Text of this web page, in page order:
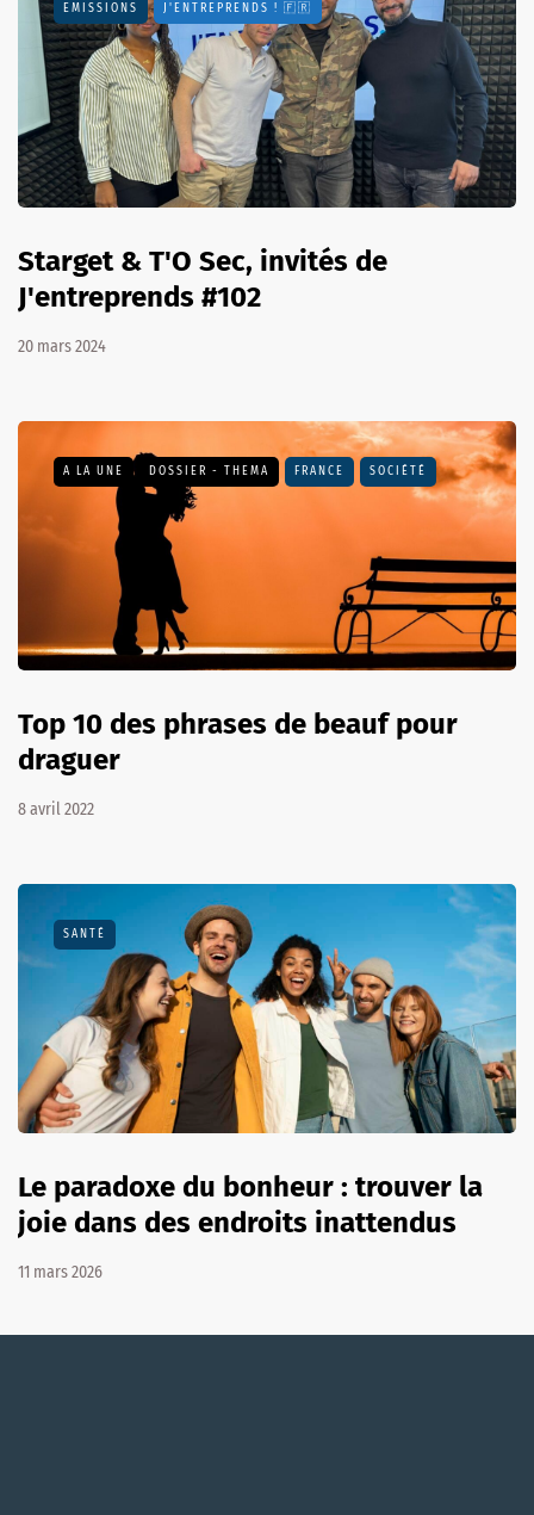
EMISSIONS J'ENTREPRENDS ! 🇫🇷
Starget & T'O Sec, invités de
J'entreprends #102
20 mars 2024
A LA UNE DOSSIER - THEMA FRANCE SOCIÉTÉ
Top 10 des phrases de beauf pour
draguer
8 avril 2022
SANTÉ
Le paradoxe du bonheur : trouver la
joie dans des endroits inattendus
11 mars 2026